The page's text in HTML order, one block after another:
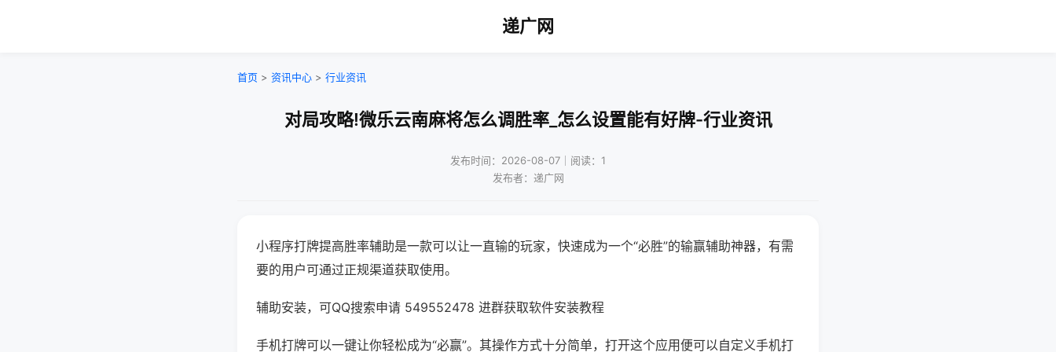
递广网
首页 > 资讯中心 > 行业资讯
对局攻略!微乐云南麻将怎么调胜率_怎么设置能有好牌-行业资讯
发布时间：2026-08-07｜阅读：1
发布者：递广网
小程序打牌提高胜率辅助是一款可以让一直输的玩家，快速成为一个“必胜”的输赢辅助神器，有需
要的用户可通过正规渠道获取使用。
辅助安装，可QQ搜索申请 549552478 进群获取软件安装教程
手机打牌可以一键让你轻松成为“必赢”。其操作方式十分简单，打开这个应用便可以自定义手机打